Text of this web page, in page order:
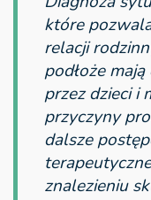
które
relacji
podłoże
przez dzieci i
przyczyny
dalsze
znalezieniu